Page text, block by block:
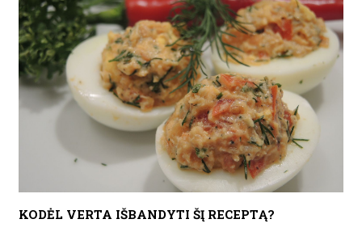
KODĖL VERTA IŠBANDYTI ŠĮ RECEPTĄ?